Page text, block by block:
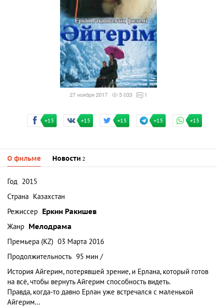
27 ноября 2017 5 033 1
+15 +15 +15 +15 +15
О фильме Новости 2
Год
2015
Страна Казахстан
Режиссер Еркин Ракишев
Жанр Мелодрама
Премьера (KZ) 03 Марта 2016
Продолжительность 95 мин /
История Айгерим, потерявшей зрение, и Ерлана, который готов
на всё, чтобы вернуть Айгерим способность видеть.
Правда, когда-то давно Ерлан уже встречался с маленькой
Айгерим...